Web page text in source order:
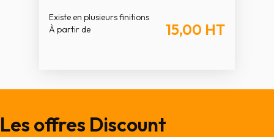
Existe en plusieurs finitions
À partir de
15,00 HT
Les offres Discount